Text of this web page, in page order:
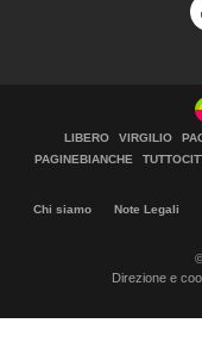
LIBERO VIRGILIO
PAGINEBIANCHE
Chi siamo Note Legali
Direzione e